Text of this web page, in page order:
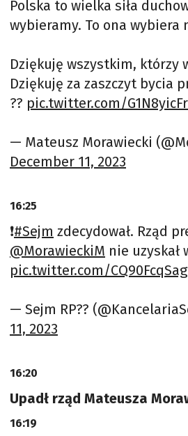
Polska to wielka siła
wybieramy. To ona wybiera
Dziękuję wszystkim, którzy
Dziękuję za zaszczyt bycia
?? pic.twitter.com/
— Mateusz Morawiecki
December 11, 2023
16:25
❗️#Sejm zdecydował. Rząd
@MorawieckiM nie
pic.twitter.com/CQ90FcqSag
— Sejm RP??
11, 2023
16:20
Upadł rząd Mateusza
16:19